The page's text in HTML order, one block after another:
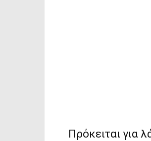
Πρόκειται για